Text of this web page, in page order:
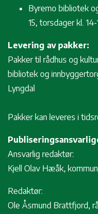
Byremo bibliotek
15, torsdager kl. 14-
Levering av pakker:
Pakker til rådhus og
bibliotek og
Lyngdal
Pakker kan leveres i
Ansvarlig redaktør:
Kjell Olav Hæåk,
Redaktør:
Ole Åsmund Brattfjord,